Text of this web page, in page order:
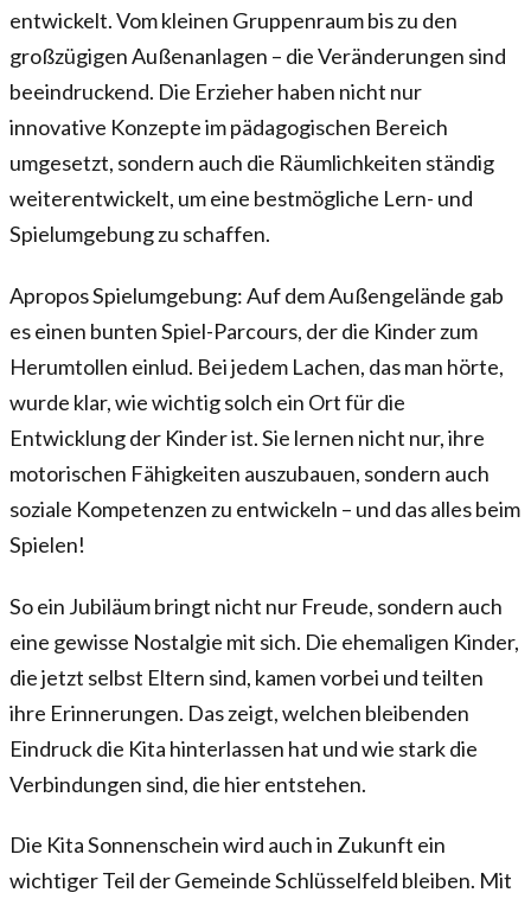
entwickelt. Vom kleinen Gruppenraum bis zu den
großzügigen Außenanlagen – die Veränderungen sind
beeindruckend. Die Erzieher haben nicht nur
innovative Konzepte im pädagogischen Bereich
umgesetzt, sondern auch die Räumlichkeiten ständig
weiterentwickelt, um eine bestmögliche Lern- und
Spielumgebung zu schaffen.
Apropos Spielumgebung: Auf dem Außengelände gab
es einen bunten Spiel-Parcours, der die Kinder zum
Herumtollen einlud. Bei jedem Lachen, das man hörte,
wurde klar, wie wichtig solch ein Ort für die
Entwicklung der Kinder ist. Sie lernen nicht nur, ihre
motorischen Fähigkeiten auszubauen, sondern auch
soziale Kompetenzen zu entwickeln – und das alles beim
Spielen!
So ein Jubiläum bringt nicht nur Freude, sondern auch
eine gewisse Nostalgie mit sich. Die ehemaligen Kinder,
die jetzt selbst Eltern sind, kamen vorbei und teilten
ihre Erinnerungen. Das zeigt, welchen bleibenden
Eindruck die Kita hinterlassen hat und wie stark die
Verbindungen sind, die hier entstehen.
Die Kita Sonnenschein wird auch in Zukunft ein
wichtiger Teil der Gemeinde Schlüsselfeld bleiben. Mit